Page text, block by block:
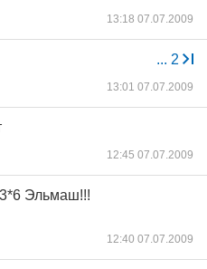
13:18 07.07.2009
... 2
13:01 07.07.2009
12:45 07.07.2009
Эльмаш!!!
12:40 07.07.2009